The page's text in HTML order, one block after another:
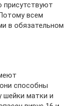
присутствуют
всем
в обязательном
способны
шейки матки и